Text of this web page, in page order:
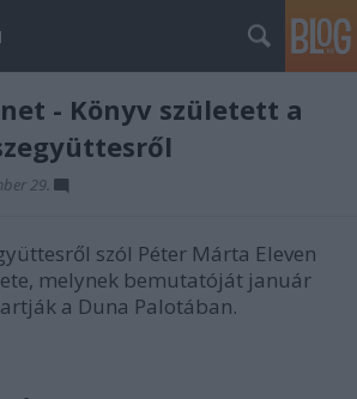
- Könyv született a
29.
szól Péter Márta Eleven
melynek bemutatóját január
a Duna Palotában.